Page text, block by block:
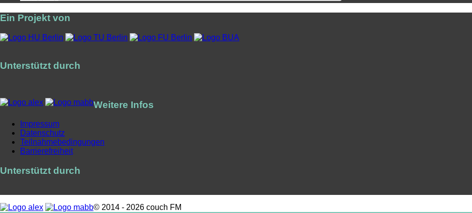
Ein Projekt von
Unterstützt durch
Weitere Infos
Impressum
Datenschutz
Teilnahmebedingungen
Barrierefreiheit
Unterstützt durch
© 2014 - 2026 couch FM